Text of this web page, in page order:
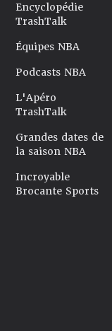
Encyclopédie
TrashTalk
Équipes NBA
Podcasts NBA
L'Apéro
TrashTalk
Grandes dates de
la saison NBA
Incroyable
Brocante Sports